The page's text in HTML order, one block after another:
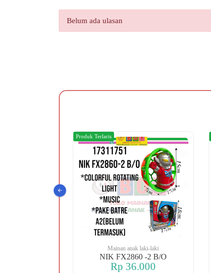
Belum ada ulasan
Mainan anak laki-laki
NIK FX2860 -2 B/O
Rp 36.000
Produk Terlaris